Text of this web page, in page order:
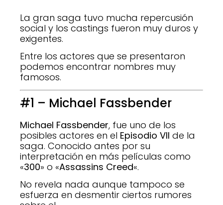
La gran saga tuvo mucha repercusión
social y los castings fueron muy duros y
exigentes.
Entre los actores que se presentaron
podemos encontrar nombres muy
famosos.
#1 – Michael Fassbender
Michael Fassbender, fue uno de los
posibles actores en el Episodio VII de la
saga. Conocido antes por su
interpretación en más películas como
«300» o «Assassins Creed«.
No revela nada aunque tampoco se
esfuerza en desmentir ciertos rumores